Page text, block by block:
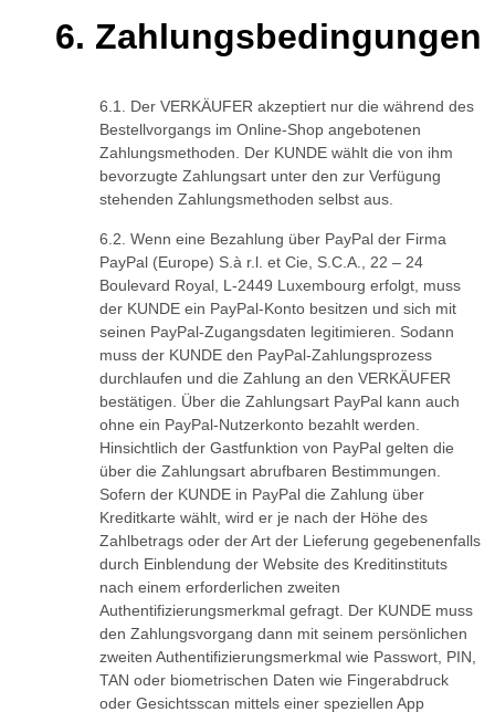
Zahlungsbedingungen
Der VERKÄUFER akzeptiert nur die während des
Bestellvorgangs im Online-Shop angebotenen
Zahlungsmethoden. Der KUNDE wählt die von ihm
bevorzugte Zahlungsart unter den zur Verfügung
stehenden Zahlungsmethoden selbst aus.
Wenn eine Bezahlung über PayPal der Firma
PayPal (Europe) S.à r.l. et Cie, S.C.A., 22 – 24
Boulevard Royal, L-2449 Luxembourg erfolgt, muss
der KUNDE ein PayPal-Konto besitzen und sich mit
seinen PayPal-Zugangsdaten legitimieren. Sodann
muss der KUNDE den PayPal-Zahlungsprozess
durchlaufen und die Zahlung an den VERKÄUFER
bestätigen. Über die Zahlungsart PayPal kann auch
ohne ein PayPal-Nutzerkonto bezahlt werden.
Hinsichtlich der Gastfunktion von PayPal gelten die
über die Zahlungsart abrufbaren Bestimmungen.
Sofern der KUNDE in PayPal die Zahlung über
Kreditkarte wählt, wird er je nach der Höhe des
Zahlbetrags oder der Art der Lieferung gegebenenfalls
durch Einblendung der Website des Kreditinstituts
nach einem erforderlichen zweiten
Authentifizierungsmerkmal gefragt. Der KUNDE muss
den Zahlungsvorgang dann mit seinem persönlichen
zweiten Authentifizierungsmerkmal wie Passwort, PIN,
TAN oder biometrischen Daten wie Fingerabdruck
oder Gesichtsscan mittels einer speziellen App